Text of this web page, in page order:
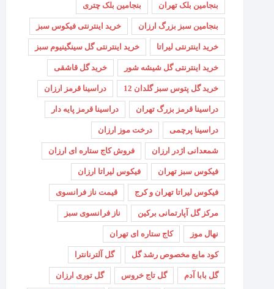
بنجامین بلک تهران بنجامین بلک چتری
بنجامین سبز بزرگ ارزان خرید اینترنتی فیکوس سبز
خرید اینترنتی لیراتا خرید اینترنتی گل سینگینیوم سبز
خرید اینترنتی گل شیشه شور خرید گل قاشقی
خرید گل پتوس سبز گلدان 12 دراسینا قرمز ارزان
دراسینا قرمز بزرگ تهران دراسینا قرمز پایه دار
دراسینا پرچمی درخت موز ارزان
شمعدانی اژدر ارزان فروش کاج ستاره ای ارزان
فیکوس سبز تهران فیکوس لیراتا ارزان
فیکوس لیراتا تهران و کرج قیمت ناز فرانسوی
مرکز گل آپارتمانی برکین ناز فرانسوی سبز
نهال موز کاج ستاره ای تهران
کود مایع مخصوص رشد گل گل آلترنانترا
گل بابا آدم گل تاج خروس گل توری ارزان